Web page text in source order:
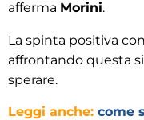
afferma Morini.
La spinta positiva
affrontando questa
sperare.
Leggi anche: come